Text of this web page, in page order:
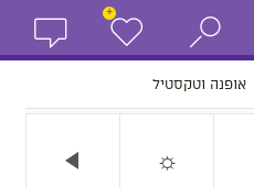
+
אופנה וטקסטיל
☼